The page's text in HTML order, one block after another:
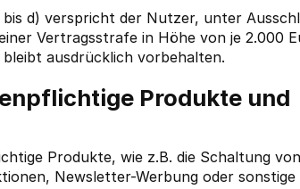
d) verspricht der Nutzer, unter
Vertragsstrafe in Höhe von je 2.000
ausdrücklich vorbehalten.
Produkte und
Produkte, wie z.B. die Schaltung
Newsletter-Werbung oder sonstige